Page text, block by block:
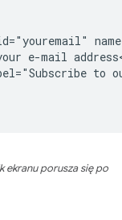
e-mail
to
ekranu porusza się po